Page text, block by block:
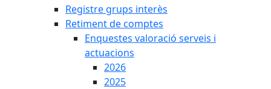
Registre grups interès
Retiment de comptes
Enquestes valoració serveis i
actuacions
2026
2025